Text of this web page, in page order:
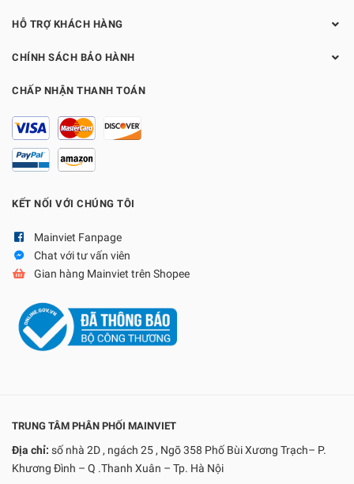
HỖ TRỢ KHÁCH HÀNG
CHÍNH SÁCH BẢO HÀNH
CHẤP NHẬN THANH TOÁN
KẾT NỐI VỚI CHÚNG TÔI
Mainviet Fanpage
Chat với tư vấn viên
Gian hàng Mainviet trên Shopee
TRUNG TÂM PHÂN PHỐI MAINVIET
Địa chỉ: số nhà 2D , ngách 25 , Ngõ 358 Phố Bùi Xương Trạch– P.
Khương Đình – Q .Thanh Xuân – Tp. Hà Nội